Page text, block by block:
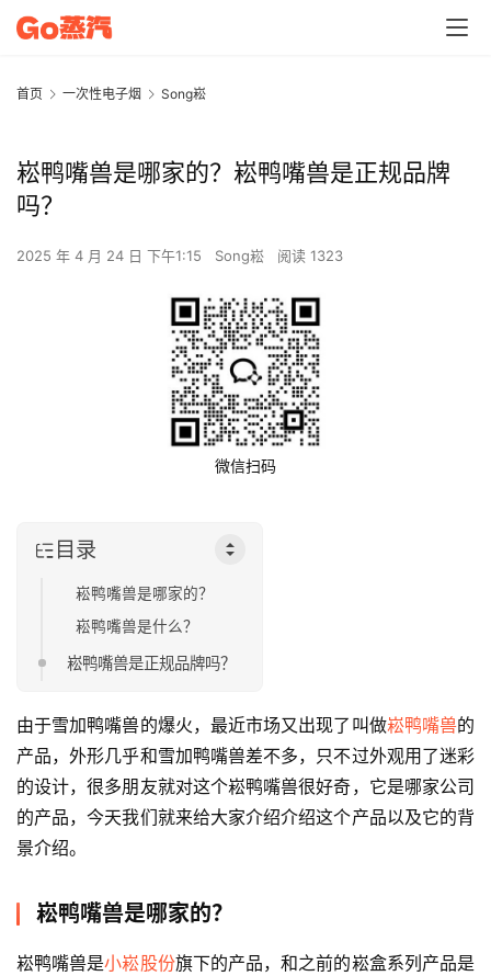
首页 一次性电子烟 Song崧
崧鸭嘴兽是哪家的？崧鸭嘴兽是正规品牌
吗？
2025 年 4 月 24 日 下午1:15 Song崧 阅读 1323
微信扫码
目录
崧鸭嘴兽是哪家的？
崧鸭嘴兽是什么？
崧鸭嘴兽是正规品牌吗？
由于雪加鸭嘴兽的爆火，最近市场又出现了叫做崧鸭嘴兽的
产品，外形几乎和雪加鸭嘴兽差不多，只不过外观用了迷彩
的设计，很多朋友就对这个崧鸭嘴兽很好奇，它是哪家公司
的产品，今天我们就来给大家介绍介绍这个产品以及它的背
景介绍。
崧鸭嘴兽是哪家的？
崧鸭嘴兽是小崧股份旗下的产品，和之前的崧盒系列产品是